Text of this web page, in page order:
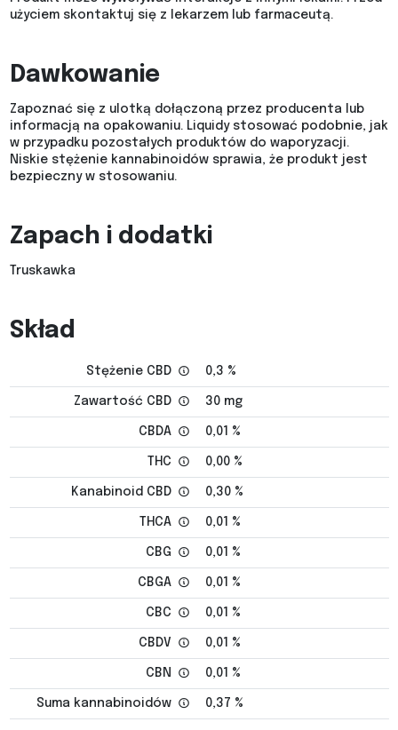
użyciem skontaktuj się z lekarzem lub farmaceutą.
Dawkowanie
Zapoznać się z ulotką dołączoną przez producenta lub
informacją na opakowaniu. Liquidy stosować podobnie, jak
w przypadku pozostałych produktów do waporyzacji.
Niskie stężenie kannabinoidów sprawia, że produkt jest
bezpieczny w stosowaniu.
Zapach i dodatki
Truskawka
Skład
Stężenie CBD 0,3 %
Zawartość CBD 30 mg
CBDA 0,01 %
THC 0,00 %
Kanabinoid CBD 0,30 %
THCA 0,01 %
CBG 0,01 %
CBGA 0,01 %
CBC 0,01 %
CBDV 0,01 %
CBN 0,01 %
Suma kannabinoidów 0,37 %